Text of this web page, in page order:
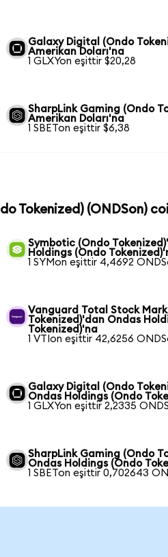
Galaxy Digital (Ondo
Amerikan Doları'na
1 GLXYon eşittir $20,28
SharpLink Gaming (Ondo
Amerikan Doları'na
1 SBETon eşittir $6,38
Tokenized) (ONDSon)
Symbotic (Ondo
Holdings (Ondo
1 SYMon eşittir 4,4692
Vanguard Total Stock
Tokenized)'dan Ondas
Tokenized)'na
1 VTIon eşittir 42,6256
Galaxy Digital (Ondo
Ondas Holdings (Ondo
1 GLXYon eşittir 2,2335
SharpLink Gaming (Ondo
Ondas Holdings (Ondo
1 SBETon eşittir 0,702643